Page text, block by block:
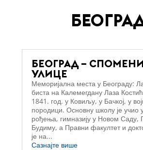
БЕОГРАД –
УЛИЦЕ
Меморијална места у Београду:
биста на Калемегдану Лаза
1841. год. у Ковиљу, у Бачкој, у
породици. Основну школу је учио
рођења, гимназију у Новом Саду,
Будиму, а Правни факултет и
је на...
Сазнајте више